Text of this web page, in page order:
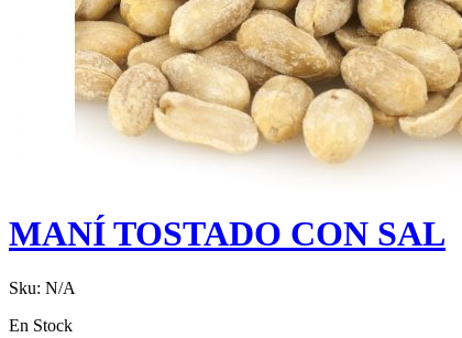
MANÍ TOSTADO CON SAL
Sku: N/A
En Stock